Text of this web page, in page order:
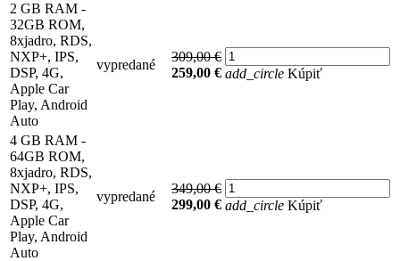
2 GB RAM -
32GB ROM,
8xjadro, RDS,
NXP+, IPS,
DSP, 4G,
Apple Car
Play, Android
Auto
vypredané
309,00 €
259,00 € add_circle Kúpiť
4 GB RAM -
64GB ROM,
8xjadro, RDS,
NXP+, IPS,
DSP, 4G,
Apple Car
Play, Android
Auto
vypredané
349,00 €
299,00 € add_circle Kúpiť